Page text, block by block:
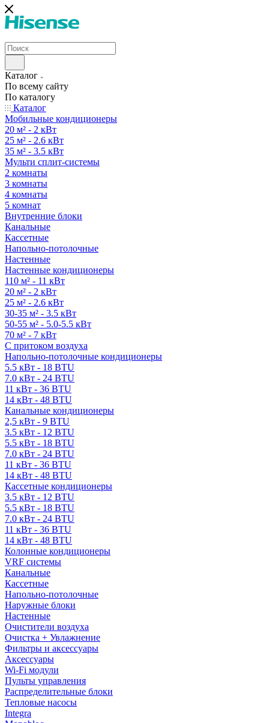
Каталог
По всему сайту
По каталогу
Каталог
Мобильные кондиционеры
20 м² - 2 кВт
25 м² - 2.6 кВт
35 м² - 3.5 кВт
Мульти сплит-системы
2 комнаты
3 комнаты
4 комнаты
5 комнат
Внутренние блоки
Канальные
Кассетные
Напольно-потолочные
Настенные
Настенные кондиционеры
110 м² - 11 кВт
20 м² - 2 кВт
25 м² - 2.6 кВт
30-35 м² - 3.5 кВт
50-55 м² - 5.0-5.5 кВт
70 м² - 7 кВт
С притоком воздуха
Напольно-потолочные кондиционеры
5.5 кВт - 18 BTU
7.0 кВт - 24 BTU
11 кВт - 36 BTU
14 кВт - 48 BTU
Канальные кондиционеры
2,5 кВт - 9 BTU
3.5 кВт - 12 BTU
5.5 кВт - 18 BTU
7.0 кВт - 24 BTU
11 кВт - 36 BTU
14 кВт - 48 BTU
Кассетные кондиционеры
3.5 кВт - 12 BTU
5.5 кВт - 18 BTU
7.0 кВт - 24 BTU
11 кВт - 36 BTU
14 кВт - 48 BTU
Колонные кондиционеры
VRF системы
Канальные
Кассетные
Напольно-потолочные
Наружные блоки
Настенные
Очистители воздуха
Очистка + Увлажнение
Фильтры и аксессуары
Аксессуары
Wi-Fi модули
Пульты управления
Распределительные блоки
Тепловые насосы
Integra